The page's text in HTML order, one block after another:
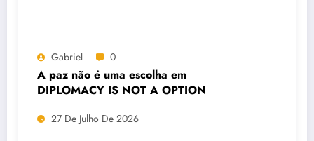
Gabriel 0
A paz não é uma escolha em
DIPLOMACY IS NOT A OPTION
27 De Julho De 2026